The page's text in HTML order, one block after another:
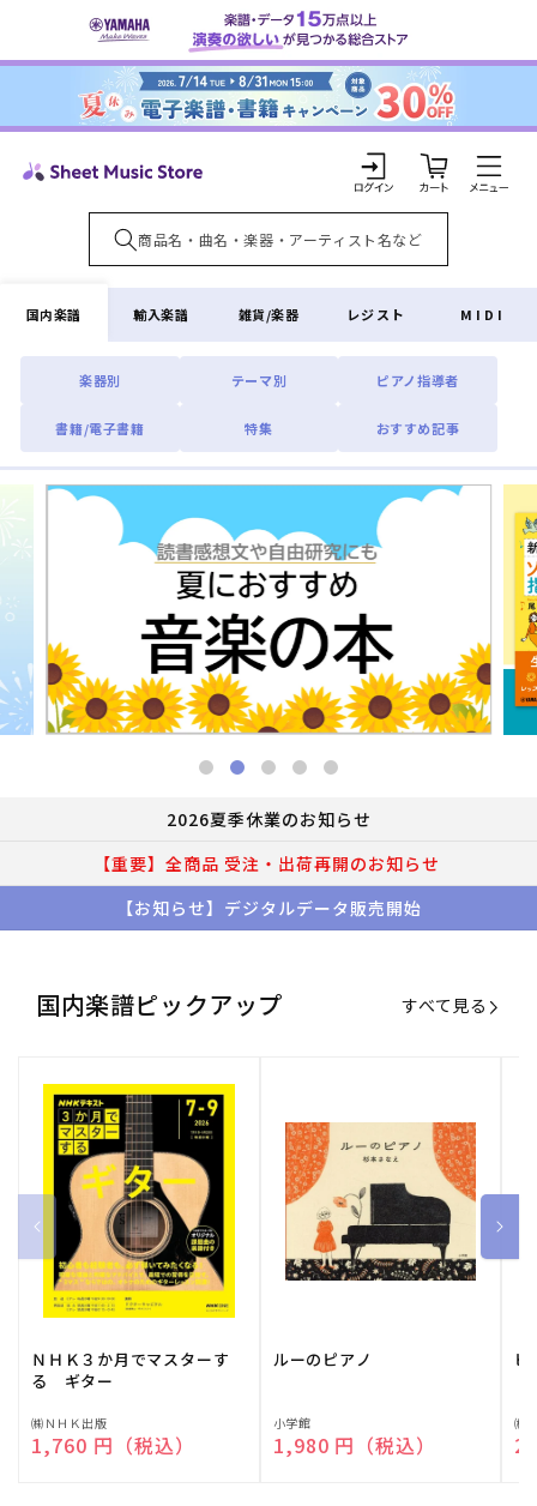
ンツに
ロ
グ
イ
ン
カ
ー
ト
国内楽譜
楽器別 テーマ別 ピアノ指導者
書籍/電子書籍 特集 おすすめ記事
輸入楽譜 雑貨/楽器 レジスト MIDI
2026夏季休業のお知らせ
【重要】全商品 受注・出荷再開のお知らせ
【お知らせ】デジタルデータ販売開始
国内楽譜ピックアップ すべて見る
ＮＨＫ３か月でマスターす
る ギター
販
売
㈱ＮＨＫ出版
通常価格
1,760 円（税込）
ルーのピアノ
販
売
小学館
通常価格
1,980 円（税込）
ピ
販
売
㈱